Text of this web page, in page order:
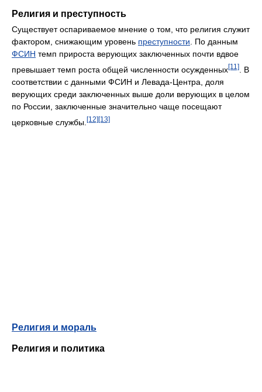
Религия и преступность
Существует оспариваемое мнение о том, что религия служит
фактором, снижающим уровень преступности . По данным
ФСИН темп прироста верующих заключенных почти вдвое
превышает темп роста общей численности осужденных[11]
. В
соответствии с данными ФСИН и Левада-Центра, доля
верующих среди заключенных выше доли верующих в целом
по России, заключенные значительно чаще посещают
церковные службы. [12][13]
Религия и мораль
Религия и политика